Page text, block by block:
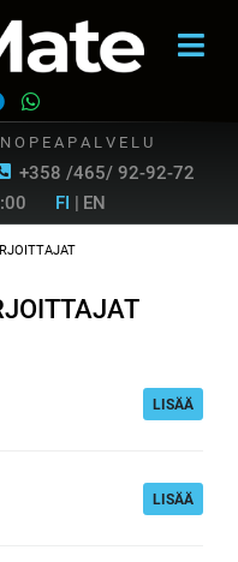
+358 /465/ 92-92-72
O P E A P A L V E L U
FI | EN
LISÄÄ
LISÄÄ